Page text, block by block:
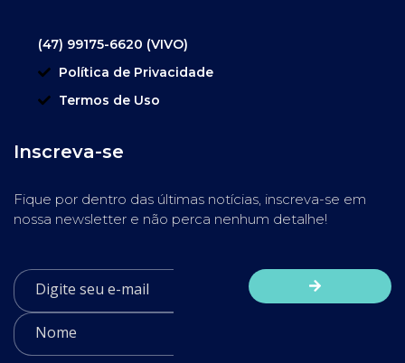
(47) 99175-6620 (VIVO)
Política de Privacidade
Termos de Uso
Inscreva-se
Fique por dentro das últimas notícias, inscreva-se em
nossa newsletter e não perca nenhum detalhe!